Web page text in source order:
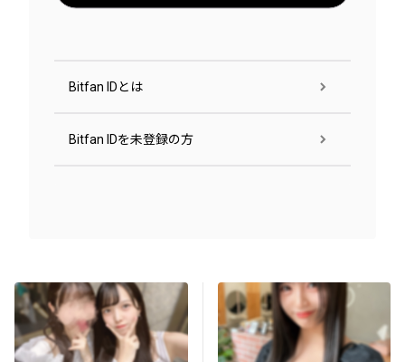
Bitfan IDとは
Bitfan IDを未登録の方